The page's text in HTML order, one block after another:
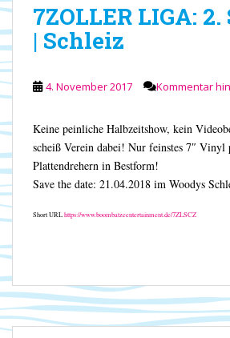
7ZOLLER LIGA:
| Schleiz
4. November 2017 Kommentar
Keine peinliche Halbzeitshow, kein
scheiß Verein dabei! Nur feinstes 7″ Vinyl
Plattendrehern in Bestform!
Save the date: 21.04.2018 im Woodys
Short URLhttps://www.boombatzeentertainment.de/7ZLSCZ